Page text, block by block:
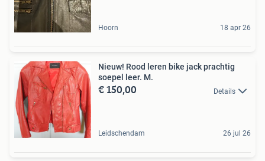
Hoorn 18 apr 26
Nieuw! Rood leren bike jack prachtig
soepel leer. M.
€ 150,00 Details
Leidschendam 26 jul 26